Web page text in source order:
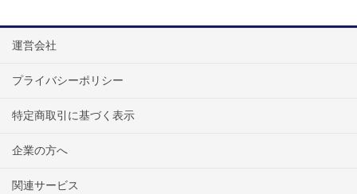
運営会社
プライバシーポリシー
特定商取引に基づく表示
企業の方へ
関連サービス